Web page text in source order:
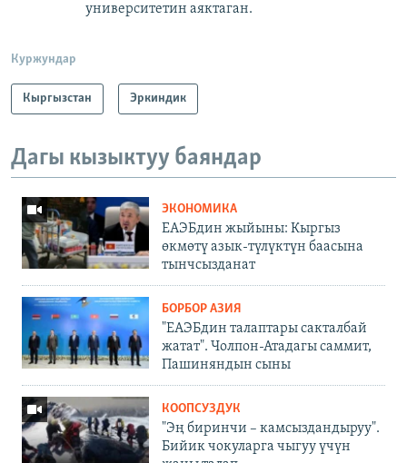
университетин аяктаган.
Куржундар
Кыргызстан Эркиндик
Дагы кызыктуу баяндар
ЭКОНОМИКА
ЕАЭБдин жыйыны: Кыргыз
өкмөтү азык-түлүктүн баасына
тынчсызданат
БОРБОР АЗИЯ
"ЕАЭБдин талаптары сакталбай
жатат". Чолпон-Атадагы саммит,
Пашиняндын сыны
КООПСУЗДУК
"Эң биринчи – камсыздандыруу".
Бийик чокуларга чыгуу үчүн